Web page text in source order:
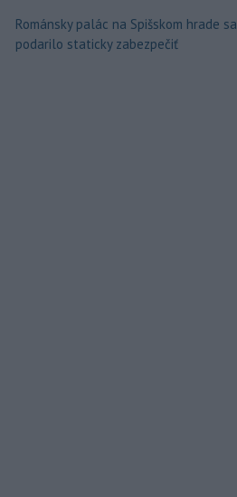
Románsky palác na Spišskom hrade sa
podarilo staticky zabezpečiť